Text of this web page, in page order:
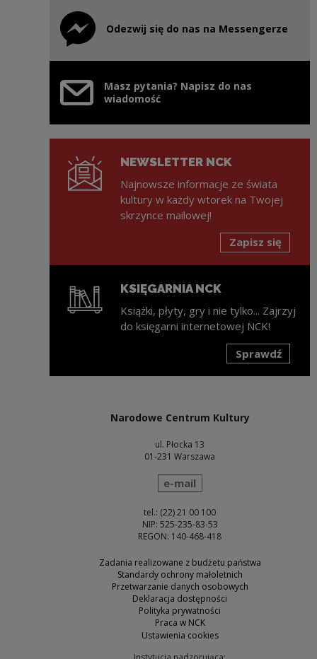
Odezwij się do nas na Messengerze
Uwaga, link zostanie otwarty w nowym oknie
Masz pytania? Napisz do nas
wiadomość
NEWSLETTER NCK
Najnowsze informacje ze świata
kultury w każdy wtorek na Twojej
skrzynce mailowej!
Zapisz się
KSIĘGARNIA NCK
Książki, płyty, gry i nie tylko... Zajrzyj
do księgarni internetowej NCK!
Sprawdź
Narodowe Centrum Kultury
ul. Płocka 13
01-231 Warszawa
wyślij wiadomość
e-mail
tel.: (22) 21 00 100
NIP: 525-235-83-53
REGON: 140-468-418
Zadania realizowane z budżetu państwa
Standardy ochrony małoletnich
Przetwarzanie danych osobowych
Deklaracja dostępności
Polityka prywatności
Praca w NCK
Ustawienia cookies